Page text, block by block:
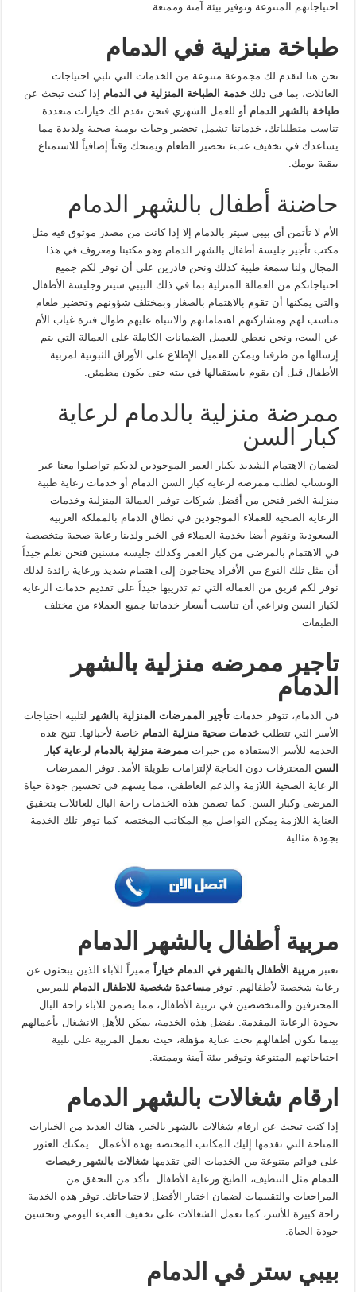
احتياجاتهم المتنوعة وتوفير بيئة آمنة وممتعة.
طباخة منزلية في الدمام
نحن هنا لنقدم لك مجموعة متنوعة من الخدمات التي تلبي احتياجات
العائلات، بما في ذلكخدمة الطباخة المنزلية في الدمام
إذا كنت تبحث عن
طباخة بالشهر الدمام أو للعمل الشهري فنحن نقدم لك خيارات متعددة
تناسب متطلباتك، خدماتنا تشمل تحضير وجبات يومية صحية ولذيذة مما
يساعدك في تخفيف عبء تحضير الطعام ويمنحك وقتاً إضافياً للاستمتاع
ببقية يومك.
حاضنة أطفال بالشهر الدمام
الأم لا تأتمن أي بيبي سيتر بالدمام إلا إذا كانت من مصدر موثوق فيه مثل
مكتب تأجير جليسة أطفال بالشهر الدمام وهو مكتبنا ومعروف في هذا
المجال ولنا سمعة طيبة كذلك ونحن قادرين على أن نوفر لكم جميع
احتياجاتكم من العمالة المنزلية بما في ذلك البيبي سيتر وجليسة الأطفال
والتي يمكنها أن تقوم بالاهتمام بالصغار وبمختلف شؤونهم وتحضير طعام
مناسب لهم ومشاركتهم اهتماماتهم والانتباه عليهم طوال فترة غياب الأم
عن البيت، ونحن نعطي للعميل الضمانات الكاملة على العمالة التي يتم
إرسالها من طرفنا ويمكن للعميل الإطلاع على الأوراق الثبوتية لمربية
الأطفال قبل أن يقوم باستقبالها في بيته حتى يكون مطمئن.
ممرضة منزلية بالدمام لرعاية
كبار السن
لضمان الاهتمام الشديد بكبار العمر الموجودين لديكم تواصلوا معنا عبر
الوتساب لطلب ممرضه لرعايه كبار السن الدمام أو خدمات رعاية طبية
منزلية الخبر فنحن من أفضل شركات توفير العمالة المنزلية وخدمات
الرعاية الصحيه للعملاء الموجودين في نطاق الدمام بالمملكة العربية
السعودية ونقوم أيضا بخدمة العملاء في الخبر ولدينا رعاية صحية متخصصة
في الاهتمام بالمرضى من كبار العمر وكذلك جليسه مسنين فنحن نعلم جيداً
أن مثل تلك النوع من الأفراد يحتاجون إلى اهتمام شديد ورعاية زائدة لذلك
نوفر لكم فريق من العمالة التي تم تدريبها جيداً على تقديم خدمات الرعاية
لكبار السن ونراعي أن تناسب أسعار خدماتنا جميع العملاء من مختلف
الطبقات
تاجير ممرضه منزلية بالشهر
الدمام
في الدمام، تتوفر خدمات تأجير الممرضات المنزلية بالشهر لتلبية احتياجات
الأسر التي تتطلبخدمات صحية منزلية الدمام خاصة لأحبائها. تتيح هذه
الخدمة للأسر الاستفادة من خبراتممرضة منزلية بالدمام لرعاية كبار
السن المحترفات دون الحاجة لإلتزامات طويلة الأمد. توفر الممرضات
الرعاية الصحية اللازمة والدعم العاطفي، مما يسهم في تحسين جودة حياة
المرضى وكبار السن. كما تضمن هذه الخدمات راحة البال للعائلات بتحقيق
العناية اللازمة يمكن التواصل مع المكاتب المختصه كما توفر تلك الخدمة
بجودة مثالية
مربية أطفال بالشهر الدمام
تعتبرمربية الأطفال بالشهر في الدمام خياراً
مميزاً للآباء الذين يبحثون عن
رعاية شخصية لأطفالهم. توفرمساعدة شخصية للاطفال الدمام للمربين
المحترفين والمتخصصين في تربية الأطفال، مما يضمن للآباء راحة البال
بجودة الرعاية المقدمة. بفضل هذه الخدمة، يمكن للأهل الانشغال بأعمالهم
بينما تكون أطفالهم تحت عناية مؤهلة، حيث تعمل المربية على تلبية
احتياجاتهم المتنوعة وتوفير بيئة آمنة وممتعة.
ارقام شغالات بالشهر الدمام
إذا كنت تبحث عن ارقام شغالات بالشهر بالخبر، هناك العديد من الخيارات
المتاحة التي تقدمها إليك المكاتب المختصه بهذه الأعمال . يمكنك العثور
على قوائم متنوعة من الخدمات التي تقدمهاشغالات بالشهر رخيصات
الدمام مثل التنظيف، الطبخ ورعاية الأطفال. تأكد من التحقق من
المراجعات والتقييمات لضمان اختيار الأفضل لاحتياجاتك. توفر هذه الخدمة
راحة كبيرة للأسر، كما تعمل الشغالات على تخفيف العبء اليومي وتحسين
جودة الحياة.
بيبي ستر في الدمام